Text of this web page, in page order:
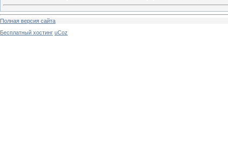
Полная версия сайта
Бесплатный хостинг uCoz